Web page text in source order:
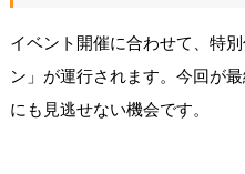
イベント開催に合わせて、特
ン」が運行されます。今回が
にも見逃せない機会です。